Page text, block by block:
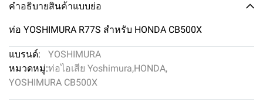
คำอธิบายสินค้าแบบย่อ
ท่อ YOSHIMURA R77S สำหรับ HONDA CB500X
แบรนด์:
YOSHIMURA
หมวดหมู่:ท่อไอเสีย Yoshimura,HONDA,
YOSHIMURA CB500X